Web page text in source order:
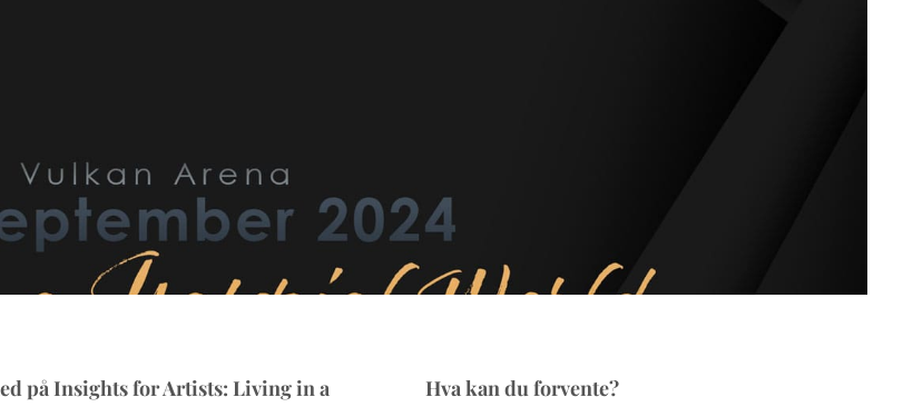
på Insights for Artists: Living in a
Hva kan du forvente?